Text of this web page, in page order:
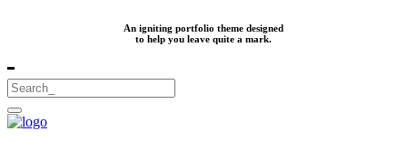
An igniting portfolio theme designed
to help you leave quite a mark.